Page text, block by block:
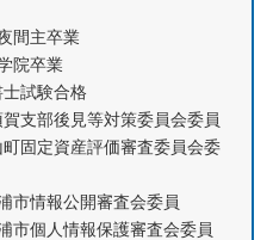
間主卒業
院卒業
試験合格
支部後見等対策委員会委員
固定資産評価審査委員会委
市情報公開審査会委員
市個人情報保護審査会委員